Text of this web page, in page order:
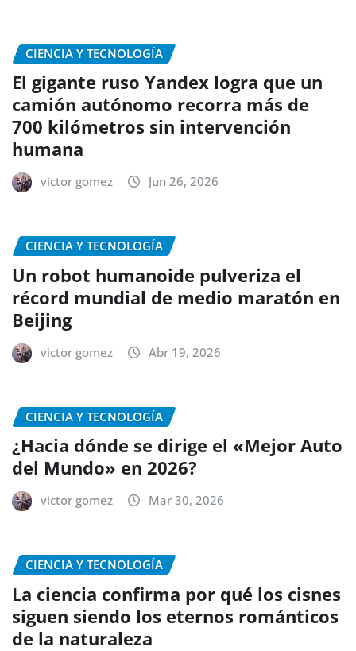
CIENCIA Y TECNOLOGÍA
El gigante ruso Yandex logra que un
camión autónomo recorra más de
700 kilómetros sin intervención
humana
victor gomez Jun 26, 2026
CIENCIA Y TECNOLOGÍA
Un robot humanoide pulveriza el
récord mundial de medio maratón en
Beijing
victor gomez Abr 19, 2026
CIENCIA Y TECNOLOGÍA
¿Hacia dónde se dirige el «Mejor Auto
del Mundo» en 2026?
victor gomez Mar 30, 2026
CIENCIA Y TECNOLOGÍA
La ciencia confirma por qué los cisnes
siguen siendo los eternos románticos
de la naturaleza